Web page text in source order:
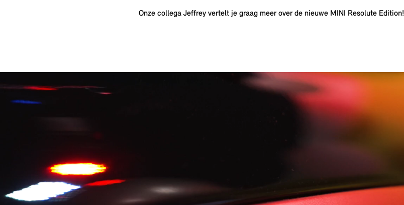
Onze collega Jeffrey vertelt je graag meer over de nieuwe MINI Resolute Edition!